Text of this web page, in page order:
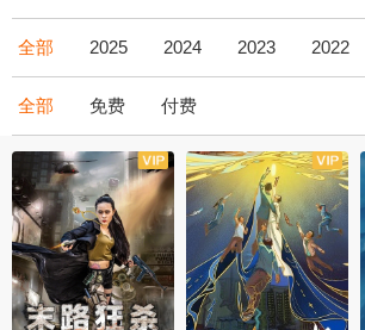
全部 2025 2024 2023 2022
全部 免费 付费